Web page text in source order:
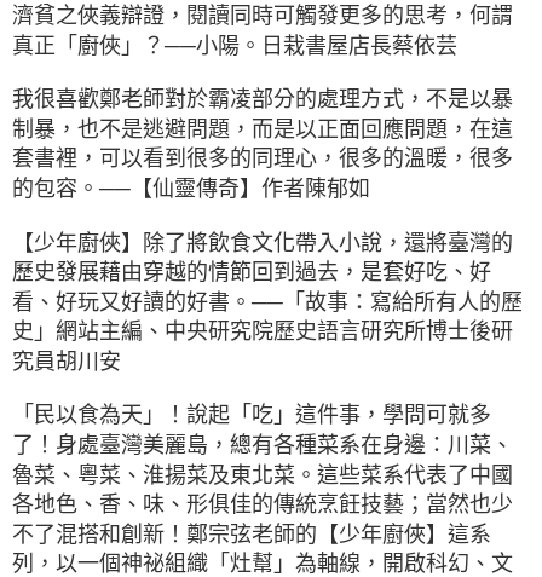
濟貧之俠義辯證，閱讀同時可觸發更多的思考，何謂
真正「廚俠」？──小陽。日栽書屋店長蔡依芸
我很喜歡鄭老師對於霸凌部分的處理方式，不是以暴
制暴，也不是逃避問題，而是以正面回應問題，在這
套書裡，可以看到很多的同理心，很多的溫暖，很多
的包容。──【仙靈傳奇】作者陳郁如
【少年廚俠】除了將飲食文化帶入小說，還將臺灣的
歷史發展藉由穿越的情節回到過去，是套好吃、好
看、好玩又好讀的好書。──「故事：寫給所有人的歷
史」網站主編、中央研究院歷史語言研究所博士後研
究員胡川安
「民以食為天」！說起「吃」這件事，學問可就多
了！身處臺灣美麗島，總有各種菜系在身邊：川菜、
魯菜、粵菜、淮揚菜及東北菜。這些菜系代表了中國
各地色、香、味、形俱佳的傳統烹飪技藝；當然也少
不了混搭和創新！鄭宗弦老師的【少年廚俠】這系
列，以一個神祕組織「灶幫」為軸線，開啟科幻、文